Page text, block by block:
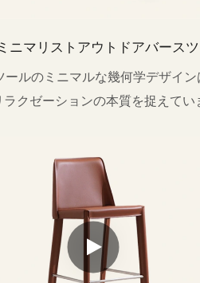
ニマリストアウトドアバース
（メタルバック付き）HC13
ールのミニマルな幾何学デザイ
クゼーションの本質を捉えてい